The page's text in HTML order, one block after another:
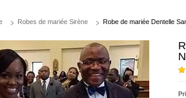
Robes de mariée Sirène Robe de mariée Dentelle